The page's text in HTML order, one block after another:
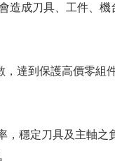
造成刀具、工件、機
達到保護高價零組
，穩定刀具及主軸之